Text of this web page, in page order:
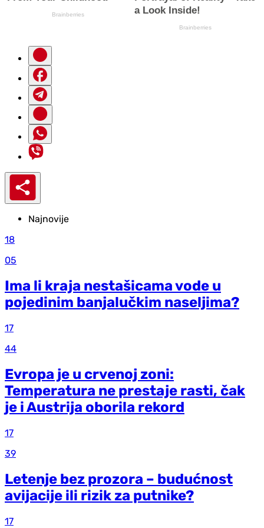
Najnovije
18
05
Ima li kraja nestašicama vode u
pojedinim banjalučkim naseljima?
17
44
Evropa je u crvenoj zoni:
Temperatura ne prestaje rasti, čak
je i Austrija oborila rekord
17
39
Letenje bez prozora – budućnost
avijacije ili rizik za putnike?
17